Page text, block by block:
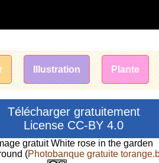
Illustration Plante
Télécharger gratuitement
License CC-BY 4.0
gratuit White rose in the garden
(Photobanque gratuite